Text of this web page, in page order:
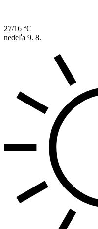
27/16 °C
nedeľa 9. 8.